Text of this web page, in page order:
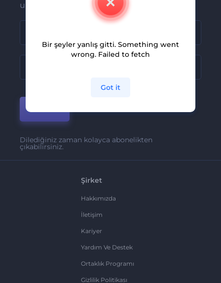
ulaşsın
Dilediğiniz zaman kolayca abonelikten
çıkabilirsiniz.
Şirket
Hakkımızda
İletişim
Kariyer
Yardım Ve Destek
Ortaklık Programı
Gizlilik Politikası
Bir şeyler yanlış gitti. Something went
wrong. Failed to fetch
Got it